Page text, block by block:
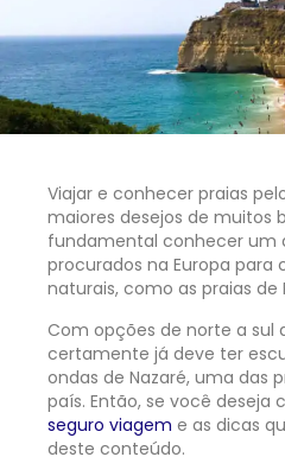
Viajar e conhecer praias
maiores desejos de muitos
fundamental conhecer um
procurados na Europa para
naturais, como as praias de
Com opções de norte a sul
certamente já deve ter
ondas de Nazaré, uma das
país. Então, se você deseja
seguro viagem e as dicas
deste conteúdo.